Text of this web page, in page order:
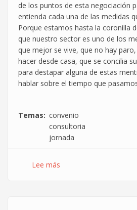
de los puntos de esta negociación
entienda cada una de las medidas
Porque estamos hasta la coronilla
que nuestro sector es uno de los
que mejor se vive, que no hay
hacer desde casa, que se concilia
para destapar alguna de estas
hablar sobre el tiempo que
Temas
convenio
consultoria
jornada
Lee más